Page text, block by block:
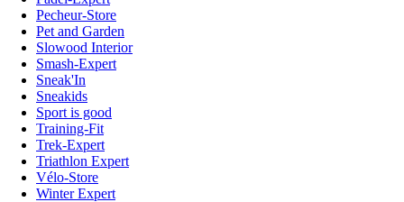
Pecheur-Store
Pet and Garden
Slowood Interior
Smash-Expert
Sneak'In
Sneakids
Sport is good
Training-Fit
Trek-Expert
Triathlon Expert
Vélo-Store
Winter Expert